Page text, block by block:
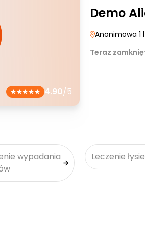
4.90/5
Demo
Anonimowa 1
Teraz
wypadania
Leczenie